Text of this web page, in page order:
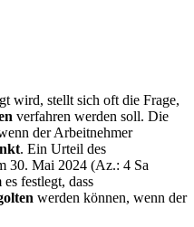
wird, stellt sich oft die Frage,
verfahren werden soll. Die
der Arbeitnehmer
. Ein Urteil des
30. Mai 2024 (Az.: 4 Sa
festlegt, dass
werden können, wenn der